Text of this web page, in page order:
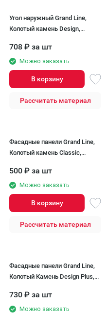
Угол наружный Grand Line,
Колотый камень Design,
708 ₽ за шт
Можно заказать
В корзину
Рассчитать материал
Фасадные панели Grand Line,
Колотый камень Classic,
500 ₽ за шт
Можно заказать
В корзину
Рассчитать материал
Фасадные панели Grand Line,
Колотый Камень Design Plus,
730 ₽ за шт
Можно заказать